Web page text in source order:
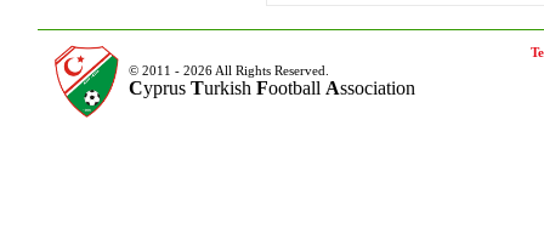
© 2011 - 2026 All Rights Reserved.
Cyprus Turkish Football Association